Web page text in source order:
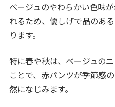
ベージュのやわらかい色味
れるため、優しげで品のあ
ります。
特に春や秋は、ベージュの
ことで、赤パンツが季節感
然になじみます。